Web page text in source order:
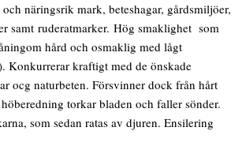
näringsrik mark, beteshagar, gårdsmiljöer,
samt ruderatmarker. Hög smaklighet som
hård och osmaklig med lågt
Konkurrerar kraftigt med de önskade
ocg naturbeten. Försvinner dock från hårt
torkar bladen och faller sönder.
som sedan ratas av djuren. Ensilering